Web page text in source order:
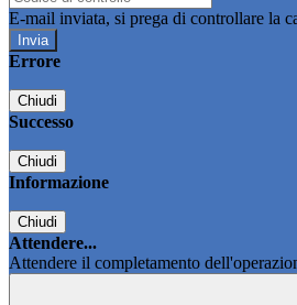
E-mail inviata, si prega di controllare la
Errore
Chiudi
Successo
Chiudi
Informazione
Chiudi
Attendere...
Attendere il completamento